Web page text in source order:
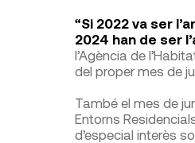
“Si 2022 va ser
2024 han de ser
l’Agència de
del proper mes de
També el mes de
Entorns
d’especial interès